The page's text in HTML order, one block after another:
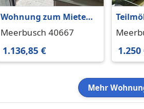
Wohnung zum Mieten
in Meerbusch 1.136,85 €
Meerbusch 40667
1.136,85 €
und
1.250
Mehr